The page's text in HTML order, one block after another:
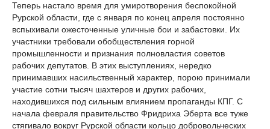
Теперь настало время для умиротворения беспокойной
Рурской области, где с января по конец апреля постоянно
вспыхивали ожесточенные уличные бои и забастовки. Их
участники требовали обобществления горной
промышленности и признания полновластия советов
рабочих депутатов. В этих выступлениях, нередко
принимавших насильственный характер, порою принимали
участие сотни тысяч шахтеров и других рабочих,
находившихся под сильным влиянием пропаганды КПГ. С
начала февраля правительство Фридриха Эберта все туже
стягивало вокруг Рурской области кольцо добровольческих